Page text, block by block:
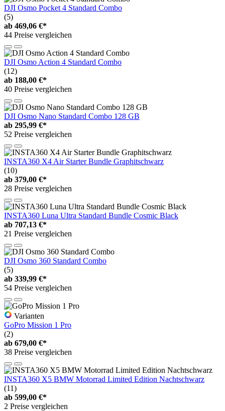
DJI Osmo Pocket 4 Standard Combo
(5)
ab 469,06 €*
44 Preise vergleichen
DJI Osmo Action 4 Standard Combo
(12)
ab 188,00 €*
40 Preise vergleichen
DJI Osmo Nano Standard Combo 128 GB
ab 295,99 €*
52 Preise vergleichen
INSTA360 X4 Air Starter Bundle Graphitschwarz
(10)
ab 379,00 €*
28 Preise vergleichen
INSTA360 Luna Ultra Standard Bundle Cosmic Black
ab 707,13 €*
21 Preise vergleichen
DJI Osmo 360 Standard Combo
(5)
ab 339,99 €*
54 Preise vergleichen
Varianten
GoPro Mission 1 Pro
(2)
ab 679,00 €*
38 Preise vergleichen
INSTA360 X5 BMW Motorrad Limited Edition Nachtschwarz
(11)
ab 599,00 €*
2 Preise vergleichen